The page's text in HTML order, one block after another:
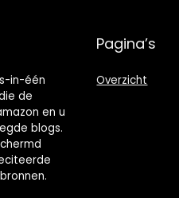
in-één
de
en u
blogs.
Pagina’s
Overzicht